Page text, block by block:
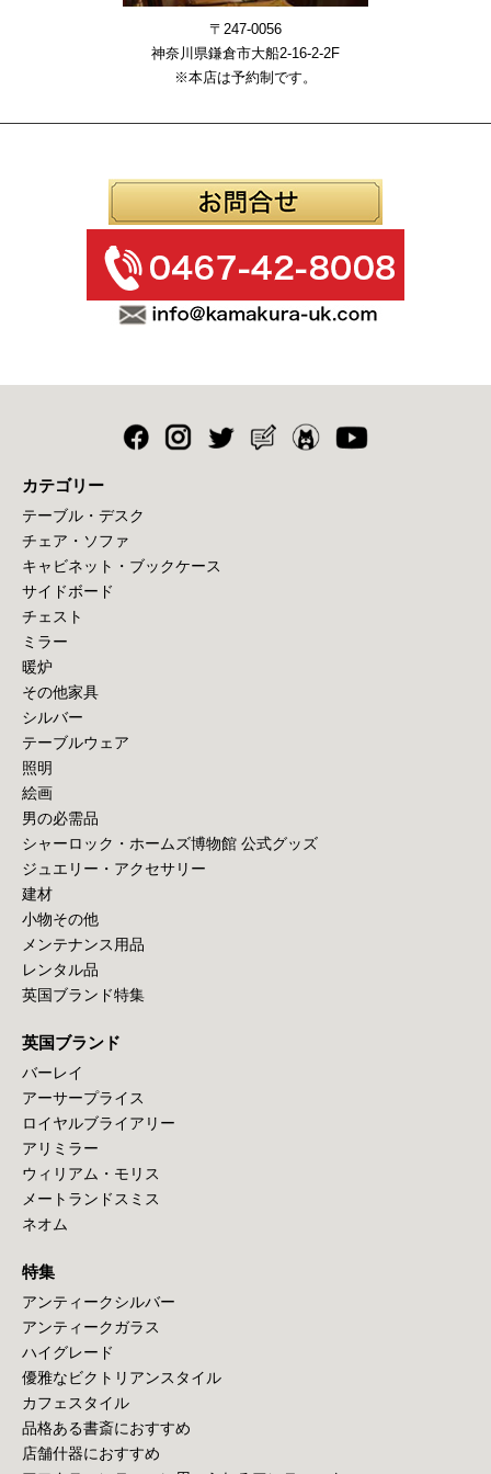
〒247-0056
神奈川県鎌倉市大船2-16-2-2F
※本店は予約制です。
カテゴリー
テーブル・デスク
チェア・ソファ
キャビネット・ブックケース
サイドボード
チェスト
ミラー
暖炉
その他家具
シルバー
テーブルウェア
照明
絵画
男の必需品
シャーロック・ホームズ博物館 公式グッズ
ジュエリー・アクセサリー
建材
小物その他
メンテナンス用品
レンタル品
英国ブランド特集
英国ブランド
バーレイ
アーサープライス
ロイヤルブライアリー
アリミラー
ウィリアム・モリス
メートランドスミス
ネオム
特集
アンティークシルバー
アンティークガラス
ハイグレード
優雅なビクトリアンスタイル
カフェスタイル
品格ある書斎におすすめ
店舗什器におすすめ